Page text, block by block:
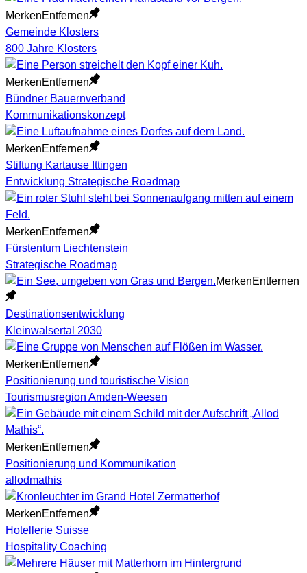
MerkenEntfernen
Gemeinde Klosters
800 Jahre Klosters
MerkenEntfernen
Bündner Bauernverband
Kommunikationskonzept
MerkenEntfernen
Stiftung Kartause Ittingen
Entwicklung Strategische Roadmap
MerkenEntfernen
Fürstentum Liechtenstein
Strategische Roadmap
MerkenEntfernen
Destinationsentwicklung
Kleinwalsertal 2030
MerkenEntfernen
Positionierung und touristische Vision
Tourismusregion Amden-Weesen
MerkenEntfernen
Positionierung und Kommunikation
allodmathis
MerkenEntfernen
Hotellerie Suisse
Hospitality Coaching